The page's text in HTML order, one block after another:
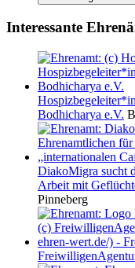
Interessante
Bodhicharya e.V.
DiakoMigra sucht
Arbeit mit
Pinneberg